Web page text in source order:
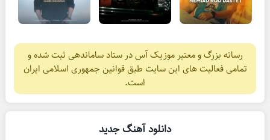
رسانه بزرگ و معتبر موزیک آس در ستاد ساماندهی ثبت شده و
تمامی فعالیت های این سایت طبق قوانین جمهوری اسلامی ایران
است.
دانلود آهنگ جدید